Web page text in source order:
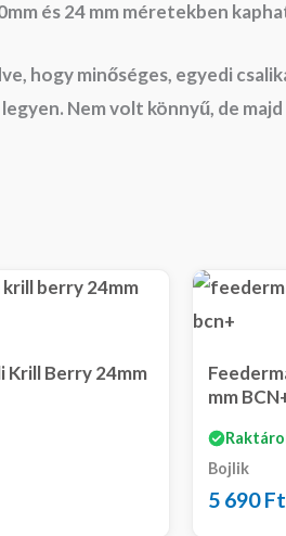
és 24 mm méretekben
hogy minőséges, egyedi
Nem volt könnyű, de
Krill Berry 24mm
mm
Bojlik
5 690Ft